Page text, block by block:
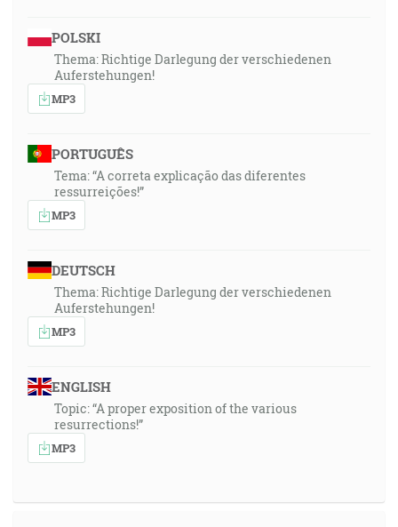
POLSKI
Thema: Richtige Darlegung der verschiedenen
Auferstehungen!
MP3
PORTUGUÊS
Tema: “A correta explicação das diferentes
ressurreições!”
MP3
DEUTSCH
Thema: Richtige Darlegung der verschiedenen
Auferstehungen!
MP3
ENGLISH
Topic: “A proper exposition of the various
resurrections!”
MP3